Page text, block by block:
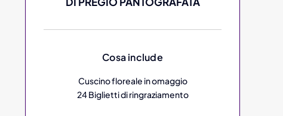
Cosa include
Cuscino floreale in omaggio
24 Biglietti di ringraziamento